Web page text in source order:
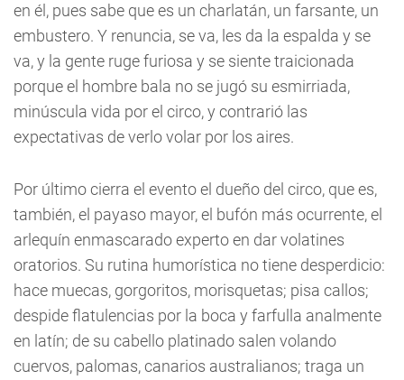
en él, pues sabe que es un charlatán, un farsante, un
embustero. Y renuncia, se va, les da la espalda y se
va, y la gente ruge furiosa y se siente traicionada
porque el hombre bala no se jugó su esmirriada,
minúscula vida por el circo, y contrarió las
expectativas de verlo volar por los aires.
Por último cierra el evento el dueño del circo, que es,
también, el payaso mayor, el bufón más ocurrente, el
arlequín enmascarado experto en dar volatines
oratorios. Su rutina humorística no tiene desperdicio:
hace muecas, gorgoritos, morisquetas; pisa callos;
despide flatulencias por la boca y farfulla analmente
en latín; de su cabello platinado salen volando
cuervos, palomas, canarios australianos; traga un